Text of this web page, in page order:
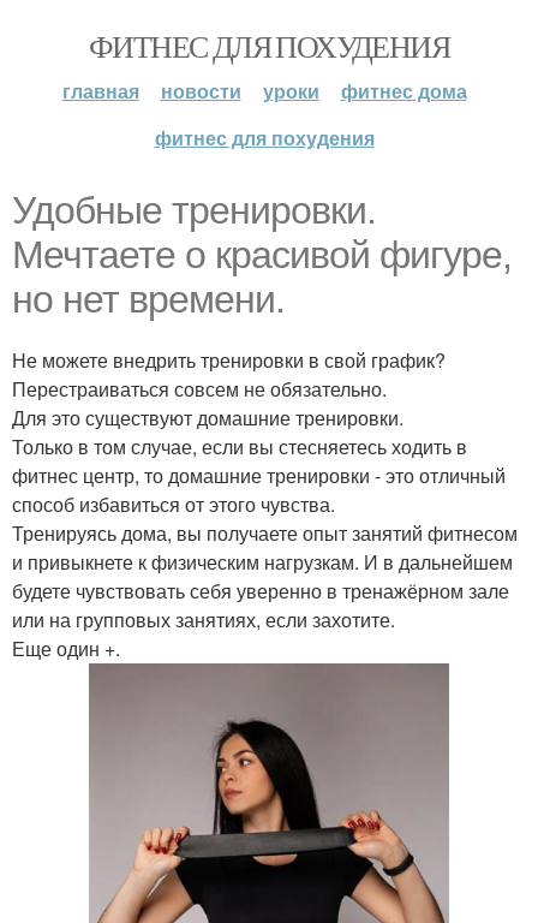
ФИТНЕС ДЛЯ ПОХУДЕНИЯ
главная новости уроки
фитнес дома
фитнес для похудения
Удобные тренировки.
Мечтаете о красивой фигуре,
но нет времени.
Не можете внедрить тренировки в свой график?
Перестраиваться совсем не обязательно.
Для это существуют домашние тренировки.
Только в том случае, если вы стесняетесь ходить в
фитнес центр, то домашние тренировки - это отличный
способ избавиться от этого чувства.
Тренируясь дома, вы получаете опыт занятий фитнесом
и привыкнете к физическим нагрузкам. И в дальнейшем
будете чувствовать себя уверенно в тренажёрном зале
или на групповых занятиях, если захотите.
Еще один +.